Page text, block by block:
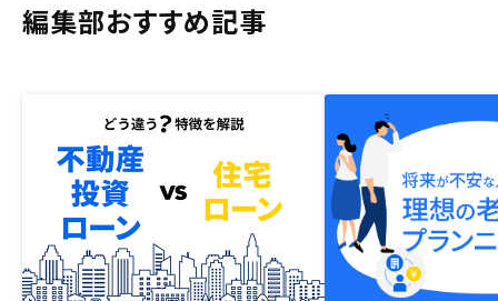
編集部おすすめ記事